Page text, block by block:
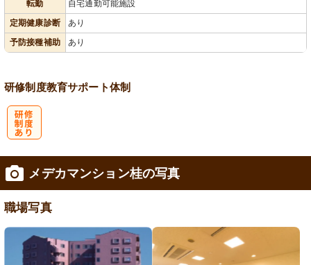
転勤
自宅通勤可能施設
定期健康診断
あり
予防接種補助
あり
研修制度教育サポート体制
メデカマンション桂の写真
職場写真